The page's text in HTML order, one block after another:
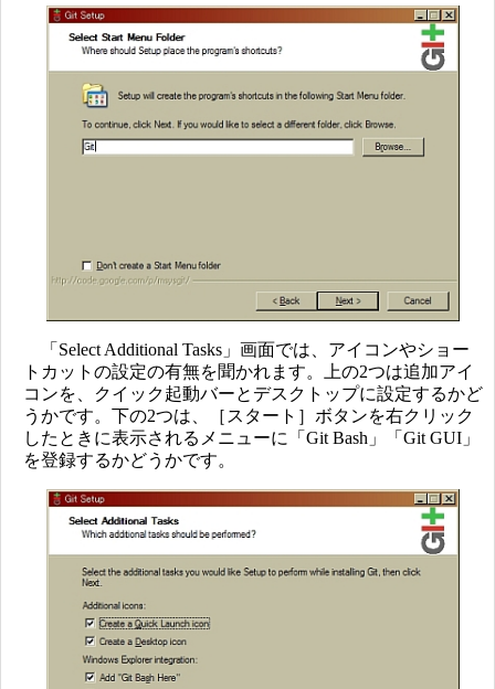
「Select Additional Tasks」画面では、アイコンやショー
トカットの設定の有無を聞かれます。上の2つは追加アイ
コンを、クイック起動バーとデスクトップに設定するかど
うかです。下の2つは、［スタート］ボタンを右クリック
したときに表示されるメニューに「Git Bash」「Git GUI」
を登録するかどうかです。